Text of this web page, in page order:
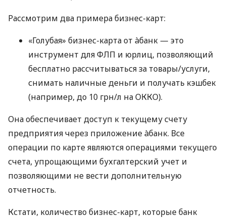
Рассмотрим два примера бизнес-карт:
«Голубая» бизнес-карта от àбанк — это
инструмент для ФЛП и юрлиц, позволяющий
бесплатно рассчитываться за товары/услуги,
снимать наличные деньги и получать кэшбек
(например, до 10 грн/л на ОККО).
Она обеспечивает доступ к текущему счету
предприятия через приложение àбанк. Все
операции по карте являются операциями текущего
счета, упрощающими бухгалтерский учет и
позволяющими не вести дополнительную
отчетность.
Кстати, количество бизнес-карт, которые банк